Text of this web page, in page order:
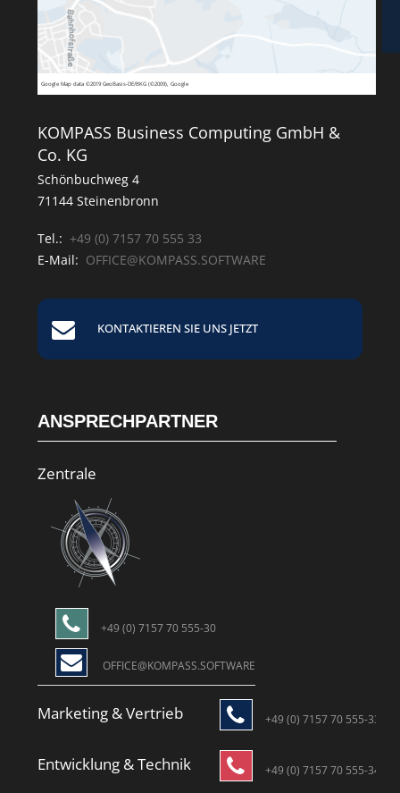
Google Map data ©2019 GeoBasis-DE/BKG (©2009), Google
KOMPASS Business Computing GmbH &
Co. KG
Schönbuchweg 4
71144 Steinenbronn
Tel.: +49 (0) 7157 70 555 33
E-Mail: OFFICE@KOMPASS.SOFTWARE
KONTAKTIEREN SIE UNS JETZT
ANSPRECHPARTNER
Zentrale
+49 (0) 7157 70 555-30
OFFICE@KOMPASS.SOFTWARE
Marketing & Vertrieb +49 (0) 7157 70 555-33
Entwicklung & Technik +49 (0) 7157 70 555-34